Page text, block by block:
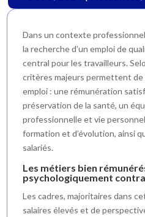
Dans un contexte
la recherche d’un emploi de
central pour les travailleurs.
critères majeurs permettent de
emploi : une rémunération
préservation de la santé, un
professionnelle et vie
formation et d’évolution, ainsi
salariés.
Les métiers bien
psychologiquement
Les cadres, majoritaires dans
salaires élevés et de